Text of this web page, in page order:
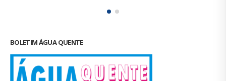
BOLETIM ÁGUA QUENTE